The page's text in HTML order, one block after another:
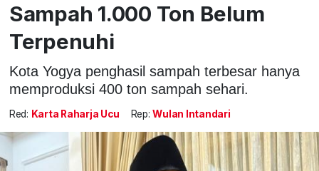
Sampah 1.000 Ton Belum
Terpenuhi
Kota Yogya penghasil sampah terbesar hanya
memproduksi 400 ton sampah sehari.
Red: Karta Raharja Ucu Rep: Wulan Intandari